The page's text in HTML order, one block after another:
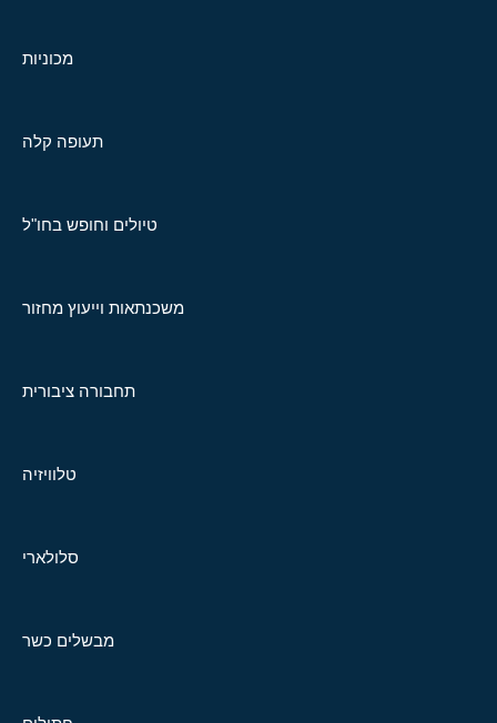
מכוניות
תעופה קלה
טיולים וחופש בחו"ל
משכנתאות וייעוץ מחזור
תחבורה ציבורית
טלוויזיה
סלולארי
מבשלים כשר